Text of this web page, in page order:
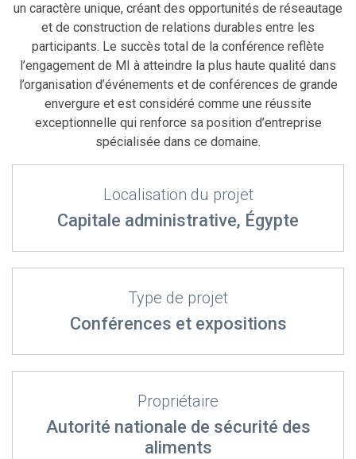
un caractère unique, créant des opportunités de réseautage
et de construction de relations durables entre les
participants. Le succès total de la conférence reflète
l’engagement de MI à atteindre la plus haute qualité dans
l’organisation d’événements et de conférences de grande
envergure et est considéré comme une réussite
exceptionnelle qui renforce sa position d’entreprise
spécialisée dans ce domaine.
Localisation du projet
Capitale administrative, Égypte
Type de projet
Conférences et expositions
Propriétaire
Autorité nationale de sécurité des
aliments